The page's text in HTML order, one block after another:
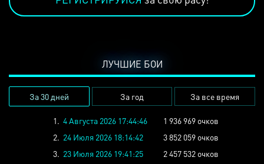
ЛУЧШИЕ БОИ
За 30 дней За год За все время
1. 4 Августа 2026 17:44:46
1 936 969 очков
2. 24 Июля 2026 18:14:42
3 852 059 очков
3. 23 Июля 2026 19:41:25
2 457 532 очков